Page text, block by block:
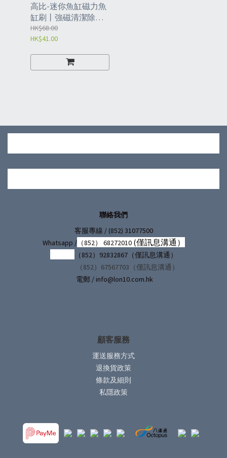
高比-迷你魚缸磁力魚
缸刷丨強磁清潔除藻
魚缸擦丨魚缸水族用
品丨白色（AHF）
HK$68.00
HK$41.00
聯絡我們
客服專線 / (852) 31077500
Whatsapp /（852） 68272010 (僅訊息溝通）
（852）92832867（僅訊息溝通）
（852）67567703（僅訊息溝通）
電郵 / info@lon10.com.hk
顧客服務
運送服務方式
退換貨政策
條款及細則
私隱政策